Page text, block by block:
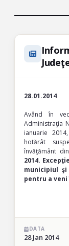
28.01.2014
Având în
Administraţia
ianuarie
hotărât
învăţământ
2014.
municipiul
pentru a
DATA
28 Jan 2014